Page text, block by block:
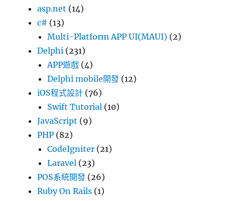
asp.net (14)
c# (13)
Multi-Platform APP UI(MAUI) (2)
Delphi (231)
APP遊戲 (4)
Delphi mobile開發 (12)
iOS程式設計 (76)
Swift Tutorial (10)
JavaScript (9)
PHP (82)
CodeIgniter (21)
Laravel (23)
POS系統開發 (26)
Ruby On Rails (1)